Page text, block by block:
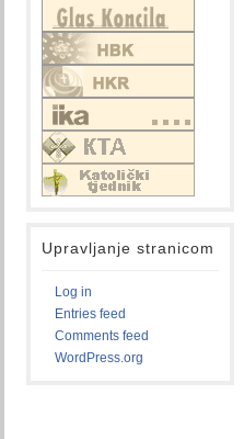
Upravljanje stranicom
Log in
Entries feed
Comments feed
WordPress.org